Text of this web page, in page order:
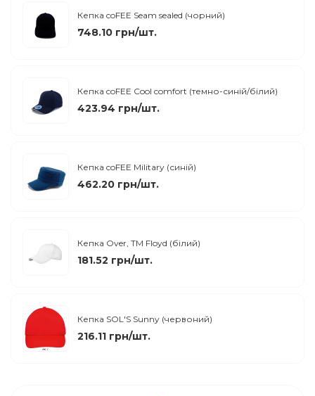
Кепка coFEE Seam sealed (чорний)
748.10 грн/шт.
Кепка coFEE Cool comfort (темно-синій/білий)
423.94 грн/шт.
Кепка coFEE Military (синій)
462.20 грн/шт.
Кепка Over, TM Floyd (білий)
181.52 грн/шт.
Кепка SOL'S Sunny (червоний)
216.11 грн/шт.